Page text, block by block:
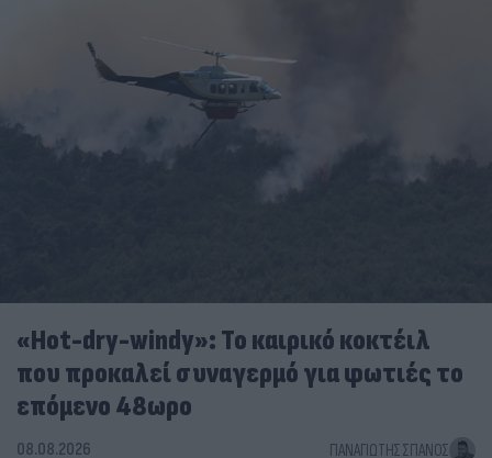
«Hot-dry-windy»: Το καιρικό κοκτέιλ
που προκαλεί συναγερμό για φωτιές το
επόμενο 48ωρο
08.08.2026 ΠΑΝΑΓΙΏΤΗΣ ΣΠΑΝΌΣ